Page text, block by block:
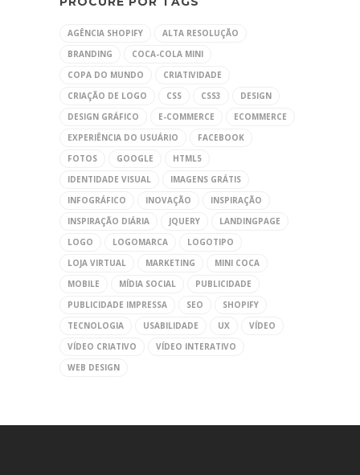
AGÊNCIA SHOPIFY
ALTA RESOLUÇÃO
BRANDING
COCA-COLA MINI
COPA DO MUNDO
CRIATIVIDADE
CRIAÇÃO DE LOGO
CSS CSS3
DESIGN
DESIGN GRÁFICO
E-COMMERCE
ECOMMERCE
EXPERIÊNCIA DO USUÁRIO
FACEBOOK
FOTOS
GOOGLE
HTML5
IDENTIDADE VISUAL
IMAGENS GRÁTIS
INFOGRÁFICO
INOVAÇÃO
INSPIRAÇÃO
INSPIRAÇÃO DIÁRIA
JQUERY
LANDINGPAGE
LOGO
LOGOMARCA
LOGOTIPO
LOJA VIRTUAL
MARKETING
MINI COCA
MOBILE
MÍDIA SOCIAL
PUBLICIDADE
PUBLICIDADE IMPRESSA
SEO
SHOPIFY
TECNOLOGIA
USABILIDADE UX
VÍDEO
VÍDEO CRIATIVO
VÍDEO INTERATIVO
WEB DESIGN